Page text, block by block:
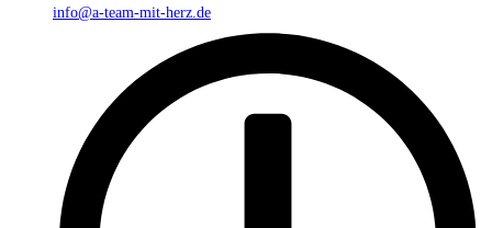
info@a-team-mit-herz.de